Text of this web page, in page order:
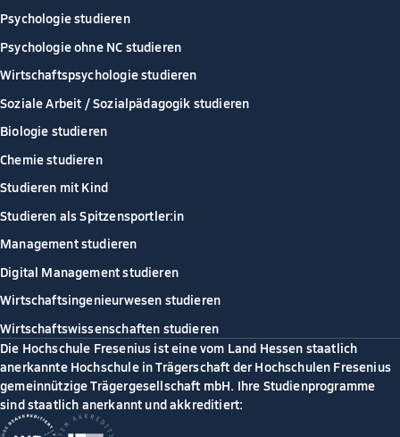
Psychologie studieren
Psychologie ohne NC studieren
Wirtschaftspsychologie studieren
Soziale Arbeit / Sozialpädagogik studieren
Biologie studieren
Chemie studieren
Studieren mit Kind
Studieren als Spitzensportler:in
Management studieren
Digital Management studieren
Wirtschaftsingenieurwesen studieren
Wirtschaftswissenschaften studieren
Die Hochschule Fresenius ist eine vom Land Hessen staatlich
anerkannte Hochschule in Trägerschaft der Hochschulen Fresenius
gemeinnützige Trägergesellschaft mbH. Ihre Studienprogramme
sind staatlich anerkannt und akkreditiert: